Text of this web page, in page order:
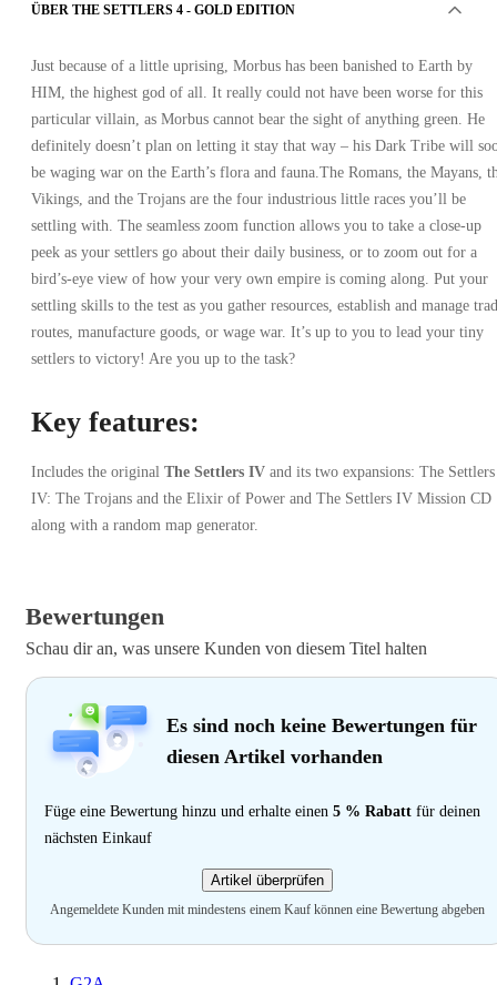
ÜBER THE SETTLERS 4 - GOLD EDITION
Just because of a little uprising, Morbus has been banished to Earth by
HIM, the highest god of all. It really could not have been worse for this
particular villain, as Morbus cannot bear the sight of anything green. He
definitely doesn’t plan on letting it stay that way – his Dark Tribe will
be waging war on the Earth’s flora and fauna.The Romans, the Mayans,
Vikings, and the Trojans are the four industrious little races you’ll be
settling with. The seamless zoom function allows you to take a close-up
peek as your settlers go about their daily business, or to zoom out for a
bird’s-eye view of how your very own empire is coming along. Put your
settling skills to the test as you gather resources, establish and manage
routes, manufacture goods, or wage war. It’s up to you to lead your tiny
settlers to victory! Are you up to the task?
Key features:
Includes the original The Settlers IV and its two expansions: The Settlers
IV: The Trojans and the Elixir of Power and The Settlers IV Mission CD
along with a random map generator.
Bewertungen
Schau dir an, was unsere Kunden von diesem Titel halten
Es sind noch keine Bewertungen für
diesen Artikel vorhanden
Füge eine Bewertung hinzu und erhalte einen 5 % Rabatt für deinen
nächsten Einkauf
Artikel überprüfen
Angemeldete Kunden mit mindestens einem Kauf können eine Bewertung abgeben